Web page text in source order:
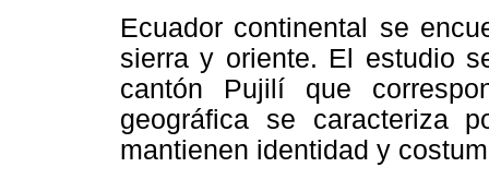
Ecuador continental se
sierra y oriente. El estudio
cantón Pujilí que
geográfica se caracteriza
mantienen identidad y